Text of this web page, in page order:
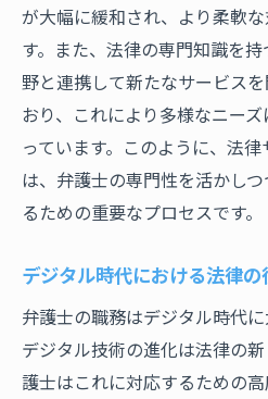
が大幅に緩和され、より柔軟
す。また、法律の専門知識を
野と連携して新たなサービス
おり、これにより多様なニー
っています。このように、法
は、弁護士の専門性を活かし
るための重要なプロセスです。
デジタル時代における法律の
弁護士の職務はデジタル時代に
デジタル技術の進化は法律の
護士はこれに対応するための